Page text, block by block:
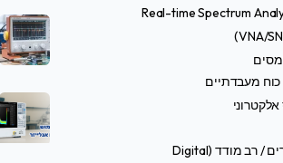
Real-time Spectrum
מעבדתיים
טסטרים / רב מודד (Digital